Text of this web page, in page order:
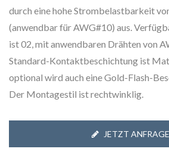
durch eine hohe Strombelastbarkeit
(anwendbar für AWG#10) aus.
ist 02, mit anwendbaren Drähten von
Standard-Kontaktbeschichtung ist
optional wird auch eine Gold-Flash-
Der Montagestil ist rechtwinklig.
JETZT